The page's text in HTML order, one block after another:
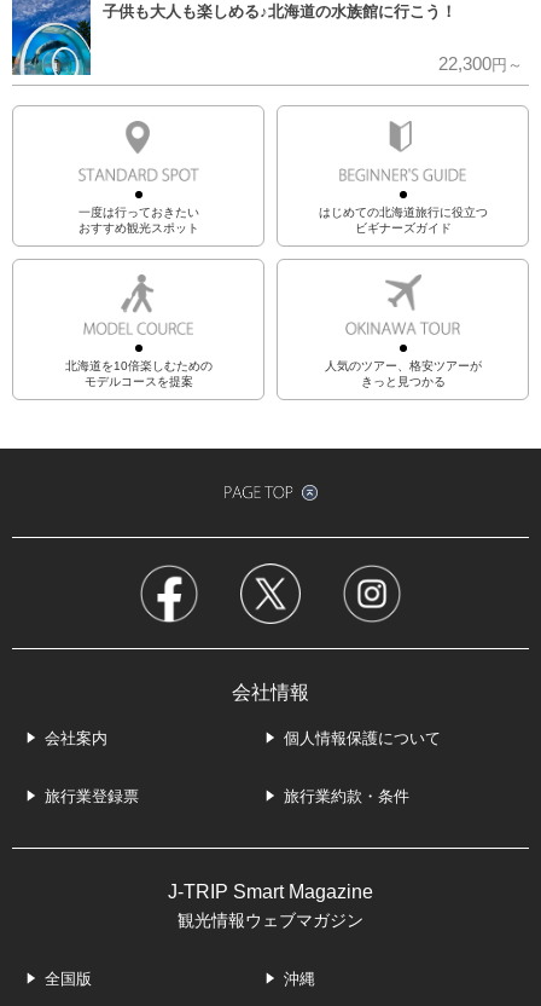
子供も大人も楽しめる♪北海道の水族館に行こう！
22,300円～
一度は行っておきたい
おすすめ観光スポット
はじめての北海道旅行に役立つ
ビギナーズガイド
北海道を10倍楽しむための
モデルコースを提案
人気のツアー、格安ツアーが
きっと見つかる
会社情報
会社案内 個人情報保護について
旅行業登録票 旅行業約款・条件
J-TRIP Smart Magazine
観光情報ウェブマガジン
全国版 沖縄